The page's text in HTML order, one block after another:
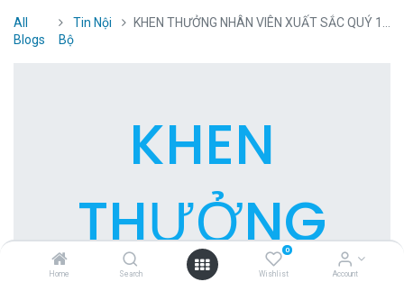
Home Search
0
Wishlist Account
All
Blogs
Tin Nội
Bộ
KHEN THƯỞNG NHÂN VIÊN XUẤT SẮC QUÝ 1-2-3 NĂM 2023
KHEN
THƯỞNG